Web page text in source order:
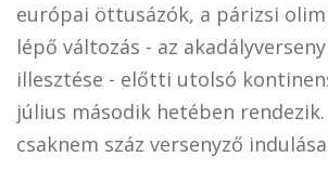
európai öttusázók, a párizsi
lépő változás - az
illesztése - előtti utolsó
július második hetében rendezik.
csaknem száz versenyző